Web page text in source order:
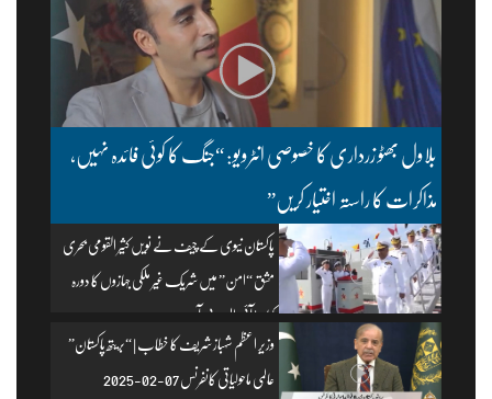
بلاول بھٹو زرداری کا خصوصی انٹرویو: “جنگ کا کوئی فائدہ نہیں،
مذاکرات کا راستہ اختیار کریں”
پاکستان نیوی کے چیف نے نویں کثیر القومی بحری
مشق “امن” میں شریک غیر ملکی جہازوں کا دورہ
کیا۔ | آئی ایس پی آر
وزیرِ اعظم شہباز شریف کا خطاب | “بریتھ پاکستان”
عالمی ماحولیاتی کانفرنس 07-02-2025